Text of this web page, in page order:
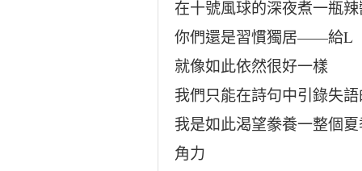
在十號風球的深夜煮一瓶
你們還是習慣獨居——給L
就像如此依然很好一樣
我們只能在詩句中引錄失
我是如此渴望豢養一整個
角力